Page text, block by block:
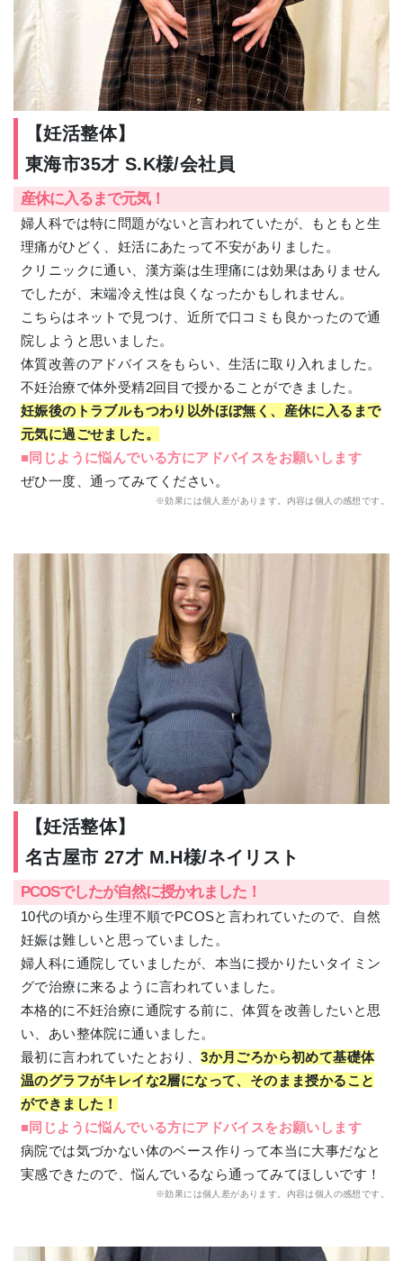
【妊活整体】
東海市35才 S.K様/会社員
産休に入るまで元気！
婦人科では特に問題がないと言われていたが、もともと生
理痛がひどく、妊活にあたって不安がありました。
クリニックに通い、漢方薬は生理痛には効果はありません
でしたが、末端冷え性は良くなったかもしれません。
こちらはネットで見つけ、近所で口コミも良かったので通
院しようと思いました。
体質改善のアドバイスをもらい、生活に取り入れました。
不妊治療で体外受精2回目で授かることができました。
妊娠後のトラブルもつわり以外ほぼ無く、産休に入るまで
元気に過ごせました。
■同じように悩んでいる方にアドバイスをお願いします
ぜひ一度、通ってみてください。
※効果には個人差があります。内容は個人の感想です。
【妊活整体】
名古屋市 27才 M.H様/ネイリスト
PCOSでしたが自然に授かれました！
10代の頃から生理不順でPCOSと言われていたので、自然
妊娠は難しいと思っていました。
婦人科に通院していましたが、本当に授かりたいタイミン
グで治療に来るように言われていました。
本格的に不妊治療に通院する前に、体質を改善したいと思
い、あい整体院に通いました。
最初に言われていたとおり、3か月ごろから初めて基礎体
温のグラフがキレイな2層になって、そのまま授かること
ができました！
■同じように悩んでいる方にアドバイスをお願いします
病院では気づかない体のベース作りって本当に大事だなと
実感できたので、悩んでいるなら通ってみてほしいです！
※効果には個人差があります。内容は個人の感想です。